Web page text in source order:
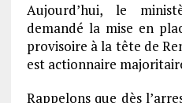
Aujourd’hui, le
demandé la mise en
provisoire à la tête de
est actionnaire
Rappelons que dès